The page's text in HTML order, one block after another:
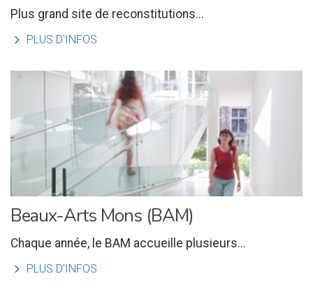
Plus grand site de reconstitutions...
l PLUS D'INFOS
Beaux-Arts Mons (BAM)
Chaque année, le BAM accueille plusieurs...
l PLUS D'INFOS